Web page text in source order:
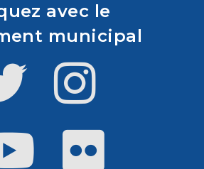
avec le
municipal
Twitter Instagram
Youtube Flickr